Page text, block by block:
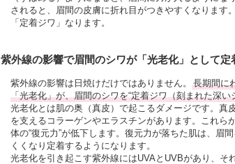
されると、眉間の皮膚に折れ目がつきやすくなります
「定着ジワ」なります。
紫外線の影響で眉間のシワが「光老化」として定
紫外線の影響は日焼けだけではありません。
長期間に
「光老化」が、眉間のシワを“定着ジワ（刻まれた深い
光老化とは肌の奥（真皮）で起こるダメージです。真
を支えるコラーゲンやエラスチンがあります。これら
体の“復元力”が低下します。復元力が落ちた肌は、眉
くくなり定着するようになります。
光老化を引き起こす紫外線にはUVAとUVBがあり、そ